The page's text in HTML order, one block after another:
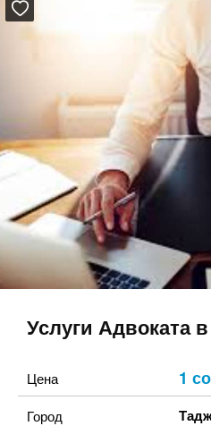
Услуги Адвоката
Цена 1
Город